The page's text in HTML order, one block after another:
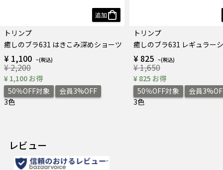
追加
トリンプ
癒しのブラ631 はきこみ深めショーツ
¥ 1,100
¥ 2,200
¥ 1,100 お得
50％OFF対象
会員3%OFF
3色
トリンプ
癒しのブラ631 レギュラー
¥ 825
¥ 1,650
¥ 825 お得
50％OFF対象
会員
3色